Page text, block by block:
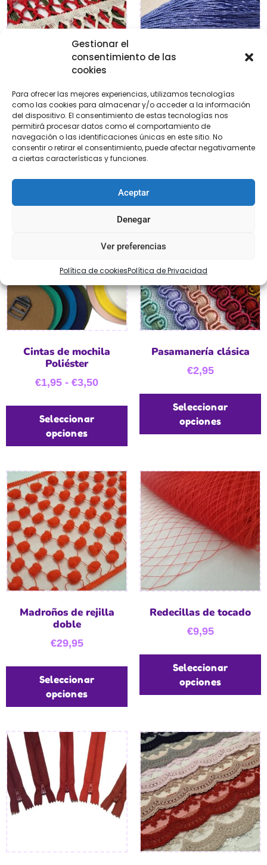
Gestionar el
consentimiento de las
cookies
Para ofrecer las mejores experiencias, utilizamos tecnologías
como las cookies para almacenar y/o acceder a la información
del dispositivo. El consentimiento de estas tecnologías nos
permitirá procesar datos como el comportamiento de
navegación o las identificaciones únicas en este sitio. No
consentir o retirar el consentimiento, puede afectar negativamente
a ciertas características y funciones.
Aceptar
Denegar
Ver preferencias
Política de cookiesPolítica de Privacidad
Fleco de enrejado
€29,95 €24,95
Seleccionar
Cono Hilo Seda
€19,95
Cintas de mochila
Poliéster
€1,95 - €3,50
Seleccionar
opciones
Pasamanería clásica
€2,95
Seleccionar
opciones
Madroños de rejilla
doble
€29,95
Seleccionar
opciones
Redecillas de tocado
€9,95
Seleccionar
opciones